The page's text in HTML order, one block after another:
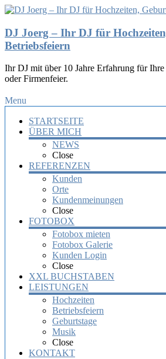
DJ Joerg – Ihr DJ für
Betriebsfeiern
Ihr DJ mit über 10 Jahre Erfahrung für
oder Firmenfeier.
Menu
STARTSEITE
ÜBER MICH
NEWS
Close
REFERENZEN
Kunden
Orte
Kundenmeinungen
Close
FOTOBOX
Fotobox mieten
Fotobox Galerie
Kunden Login
Close
XXL BUCHSTABEN
LEISTUNGEN
Hochzeiten
Betriebsfeiern
Geburtstage
Musik
Close
KONTAKT